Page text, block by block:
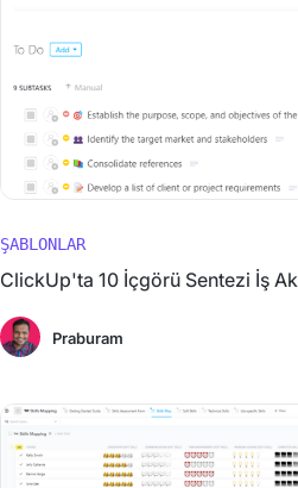
ŞABLONLAR
ClickUp'ta 10 İçgörü Sentezi İş
Praburam